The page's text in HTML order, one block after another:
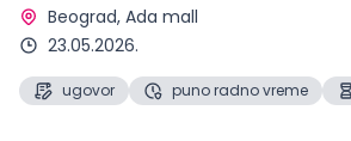
Beograd, Ada mall
23.05.2026.
ugovor puno radno vreme